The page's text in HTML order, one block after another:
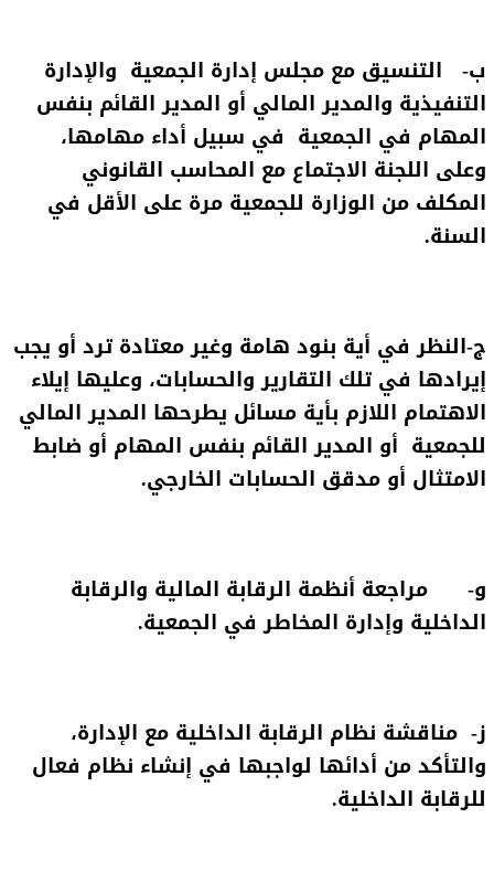
ب‌- التنسيق مع مجلس إدارة الجمعية والإدارة
التنفيذية والمدير المالي أو المدير القائم بنفس
المهام في الجمعية في سبيل أداء مهامها،
وعلى اللجنة الاجتماع مع المحاسب القانوني
المكلف من الوزارة للجمعية مرة على الأقل في
السنة.
ج-النظر في أية بنود هامة وغير معتادة ترد أو يجب
إيرادها في تلك التقارير والحسابات، وعليها إيلاء
الاهتمام اللازم بأية مسائل يطرحها المدير المالي
للجمعية أو المدير القائم بنفس المهام أو ضابط
الامتثال أو مدقق الحسابات الخارجي.
و‌- مراجعة أنظمة الرقابة المالية والرقابة
الداخلية وإدارة المخاطر في الجمعية.
ز‌- مناقشة نظام الرقابة الداخلية مع الإدارة،
والتأكد من أدائها لواجبها في إنشاء نظام فعال
للرقابة الداخلية.